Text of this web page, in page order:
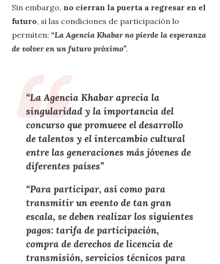
Sin embargo, no cierran la puerta a regresar en el
futuro, si las condiciones de participación lo
permiten: “La Agencia Khabar no pierde la esperanza
de volver en un futuro próximo”.
“La Agencia Khabar aprecia la
singularidad y la importancia del
concurso que promueve el desarrollo
de talentos y el intercambio cultural
entre las generaciones más jóvenes de
diferentes países”
“Para participar, así como para
transmitir un evento de tan gran
escala, se deben realizar los siguientes
pagos: tarifa de participación,
compra de derechos de licencia de
transmisión, servicios técnicos para